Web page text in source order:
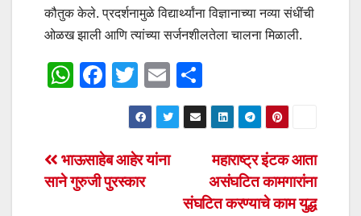
कौतुक केले. प्रदर्शनामुळे विद्यार्थ्यांना विज्ञानाच्या नव्या संधींची
ओळख झाली आणि त्यांच्या सर्जनशीलतेला चालना मिळाली.
W
s
A
F
e
b
T
wi
tt
er
E
m
ail
h
ar
e
Post
navigation
महाराष्ट्र इंटक आता
असंघटित कामगारांना
संघटित करण्याचे काम‌ युद्ध
भाऊसाहेब आहेर यांना
साने गुरुजी पुरस्कार